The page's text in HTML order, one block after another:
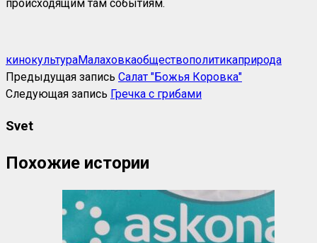
происходящим там событиям.
кинокультураМалаховкаобществополитикаприрода
Предыдущая запись Салат "Божья Коровка"
Следующая запись Гречка с грибами
Svet
Похожие истории